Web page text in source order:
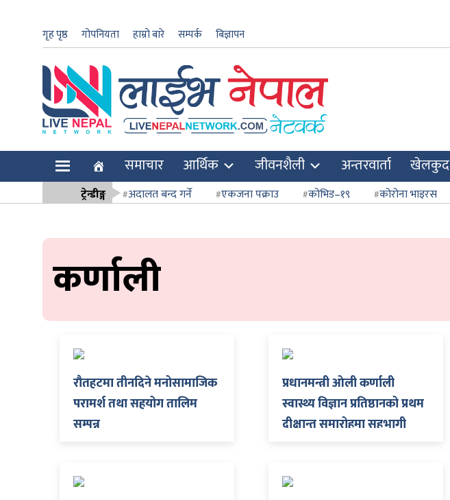
गृह पृष्ठ गोपनियता हाम्रो बारे सम्पर्क बिज्ञापन
समाचार आर्थिक जीवनशैली अन्तरवार्ता खेलकुद
ट्रेन्डीङ्ग अदालत बन्द गर्ने एकजना पक्राउ कोभिड–१९ कोरोना भाइरस
कर्णाली
रौतहटमा तीनदिने मनोसामाजिक
परामर्श तथा सहयोग तालिम
सम्पन्न
प्रधानमन्त्री ओली कर्णाली
स्वास्थ्य विज्ञान प्रतिष्ठानको प्रथम
दीक्षान्त समारोहमा सहभागी